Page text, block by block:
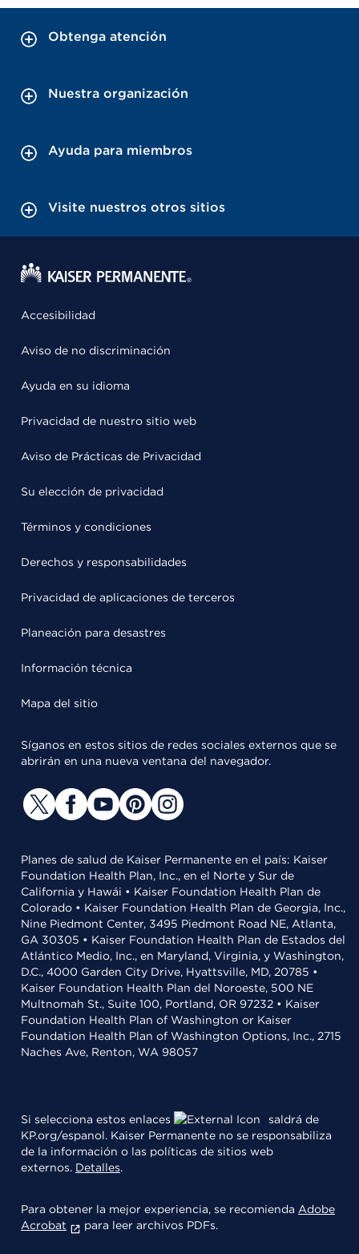
Obtenga atención
Nuestra organización
Ayuda para miembros
Visite nuestros otros sitios
Accesibilidad
Aviso de no discriminación
Ayuda en su idioma
Privacidad de nuestro sitio web
Aviso de Prácticas de Privacidad
Su elección de privacidad
Términos y condiciones
Derechos y responsabilidades
Privacidad de aplicaciones de terceros
Planeación para desastres
Información técnica
Mapa del sitio
Síganos en estos sitios de redes sociales externos que se
abrirán en una nueva ventana del navegador.
Planes de salud de Kaiser Permanente en el país: Kaiser
Foundation Health Plan, Inc., en el Norte y Sur de
California y Hawái • Kaiser Foundation Health Plan de
Colorado • Kaiser Foundation Health Plan de Georgia, Inc.,
Nine Piedmont Center, 3495 Piedmont Road NE, Atlanta,
GA 30305 • Kaiser Foundation Health Plan de Estados del
Atlántico Medio, Inc., en Maryland, Virginia, y Washington,
D.C., 4000 Garden City Drive, Hyattsville, MD, 20785 •
Kaiser Foundation Health Plan del Noroeste, 500 NE
Multnomah St., Suite 100, Portland, OR 97232 • Kaiser
Foundation Health Plan of Washington or Kaiser
Foundation Health Plan of Washington Options, Inc., 2715
Naches Ave, Renton, WA 98057
Si selecciona estos enlaces
saldrá de
KP.org/espanol. Kaiser Permanente no se responsabiliza
de la información o las políticas de sitios web
externos. Detalles.
Para obtener la mejor experiencia, se recomienda Adobe
Acrobat
para leer archivos PDFs.